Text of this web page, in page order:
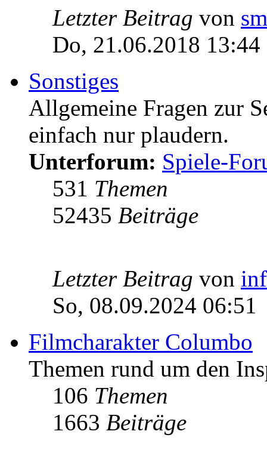
Letzter Beitrag von
Do, 21.06.2018 13:44
Sonstiges
Allgemeine Fragen zur
einfach nur plaudern.
Unterforum: Spiele-
531 Themen
52435 Beiträge
Letzter Beitrag von
So, 08.09.2024 06:51
Filmcharakter Columbo
Themen rund um den
106 Themen
1663 Beiträge